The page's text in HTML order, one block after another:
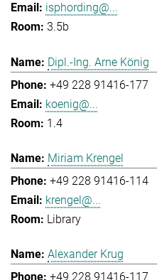
isphording@...
3.5b
Dipl.-Ing. Arne König
+49 228 91416-177
koenig@...
1.4
Miriam Krengel
+49 228 91416-114
krengel@...
Library
Alexander Krug
+49 228 91416-117